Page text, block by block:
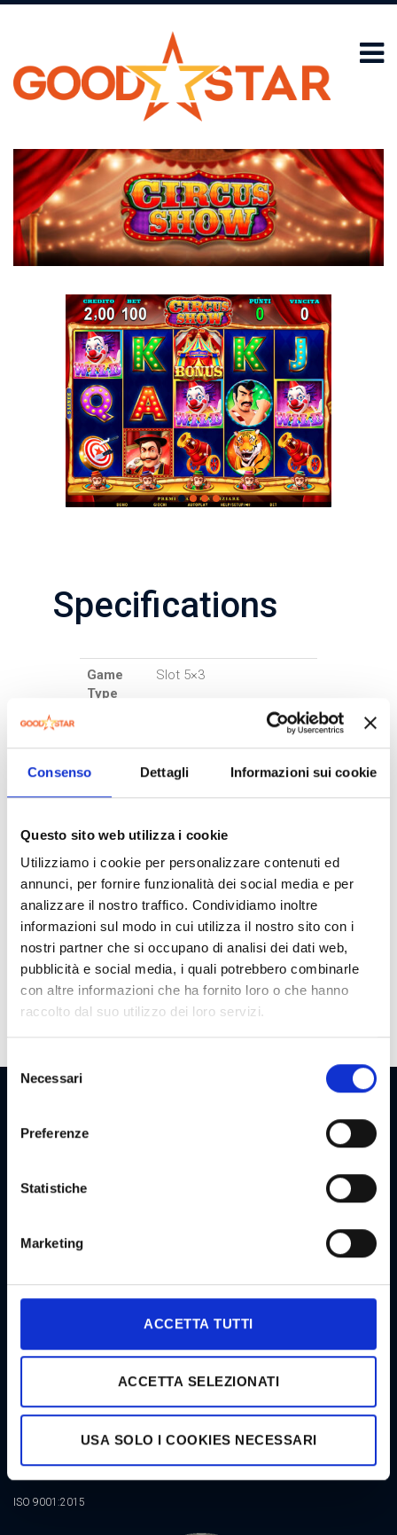
Consenso Dettagli Informazioni sui cookie
Questo sito web utilizza i cookie
Utilizziamo i cookie per personalizzare contenuti ed
annunci, per fornire funzionalità dei social media e per
analizzare il nostro traffico. Condividiamo inoltre
informazioni sul modo in cui utilizza il nostro sito con i
nostri partner che si occupano di analisi dei dati web,
pubblicità e social media, i quali potrebbero combinarle
con altre informazioni che ha fornito loro o che hanno
raccolto dal suo utilizzo dei loro servizi.
delNecessari
Preferenze
Statistiche
Marketing
ACCETTA TUTTI
ACCETTA SELEZIONATI
USA SOLO I COOKIES NECESSARI
Specifications
Game
Type
Slot 5×3
Game
1 €
Cycle 30000
Payout 65
Bonuses
Reverse Spin, Freespin
with vertical activation
and expanding wild, Mini
slot and prize pick bonus
NEWSLETTER
CERTIFICATIONS
ISO 9001:2015